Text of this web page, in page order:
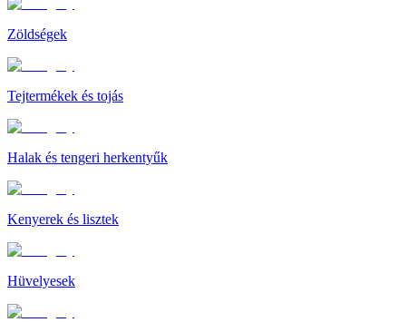
Zöldségek
Tejtermékek és tojás
Halak és tengeri herkentyűk
Kenyerek és lisztek
Hüvelyesek